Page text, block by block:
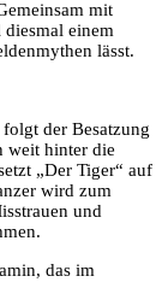
mit
einem
lässt.
der Besatzung
weit hinter die
„Der Tiger“ auf
wird zum
und
das im